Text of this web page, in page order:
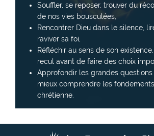
Souffler, se reposer, trouver du
de nos vies bousculées,
Rencontrer Dieu dans le silence,
raviver sa foi,
Réfléchir au sens de son
recul avant de faire des choix
Approfondir les grandes questions
mieux comprendre les
chrétienne.